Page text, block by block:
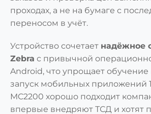
проходах, а не на бумаге с
переносом в учёт.
Устройство сочетает надёжное
Zebra с привычной
Android, что упрощает обучение
запуск мобильных приложений
MC2200 хорошо подходит
впервые внедряют ТСД и хотят